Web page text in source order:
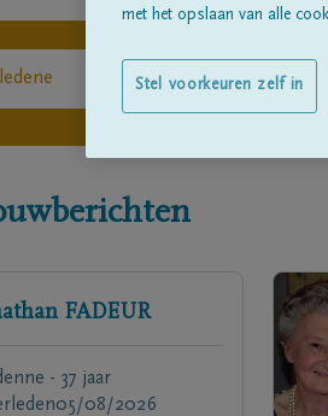
FADEUR
- 37 jaar
05/08/2026
met het opslaan van alle
Stel voorkeuren zelf in